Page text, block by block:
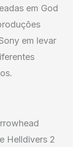
em God
em levar
Helldivers 2